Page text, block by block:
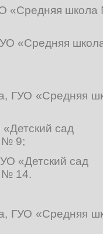
«Средняя школа
«Средняя
ГУО «Средняя
сад
№ 9;
«Детский сад
№ 14.
ГУО «Средняя